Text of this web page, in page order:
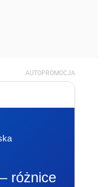
AUTOPROMOCJA
– różnice